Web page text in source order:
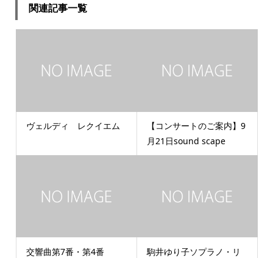
関連記事一覧
ヴェルディ レクイエム
【コンサートのご案内】9
月21日sound scape
交響曲第7番・第4番
駒井ゆり子ソプラノ・リ